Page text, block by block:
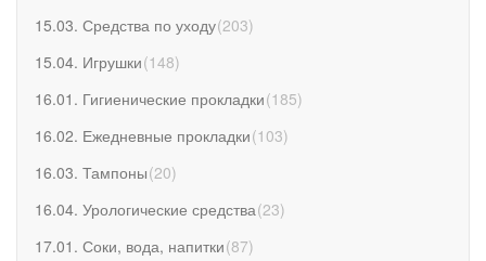
15.03. Средства по уходу(203)
15.04. Игрушки(148)
16.01. Гигиенические прокладки(185)
16.02. Ежедневные прокладки(103)
16.03. Тампоны(20)
16.04. Урологические средства(23)
17.01. Соки, вода, напитки(87)